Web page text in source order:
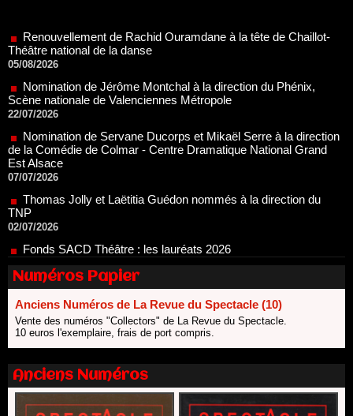
05/08/2026
Nomination de Jérôme Montchal à la direction du Phénix,
Scène nationale de Valenciennes Métropole
22/07/2026
Nomination de Servane Ducorps et Mikaël Serre à la direction
de la Comédie de Colmar - Centre Dramatique National Grand
Est Alsace
07/07/2026
Thomas Jolly et Laëtitia Guédon nommés à la direction du
TNP
02/07/2026
Fonds SACD Théâtre : les lauréats 2026
23/06/2026
Dispositif ARTCENA Écrire pour le cirque, les lauréats 2026 !
20/06/2026
Le palmarès des prix SACD 2026
18/06/2026
Les 10 lauréats du Fonds Grandes Formes Théâtre 2026
SACD
Nomination de Nathalie Garraud et Olivier Saccomano à la
direction du Théâtre de Gennevilliers - CDN
13/06/2026
Numéros Papier
Anciens Numéros de La Revue du Spectacle (10)
Vente des numéros "Collectors" de La Revue du Spectacle.
10 euros l'exemplaire, frais de port compris.
Anciens Numéros